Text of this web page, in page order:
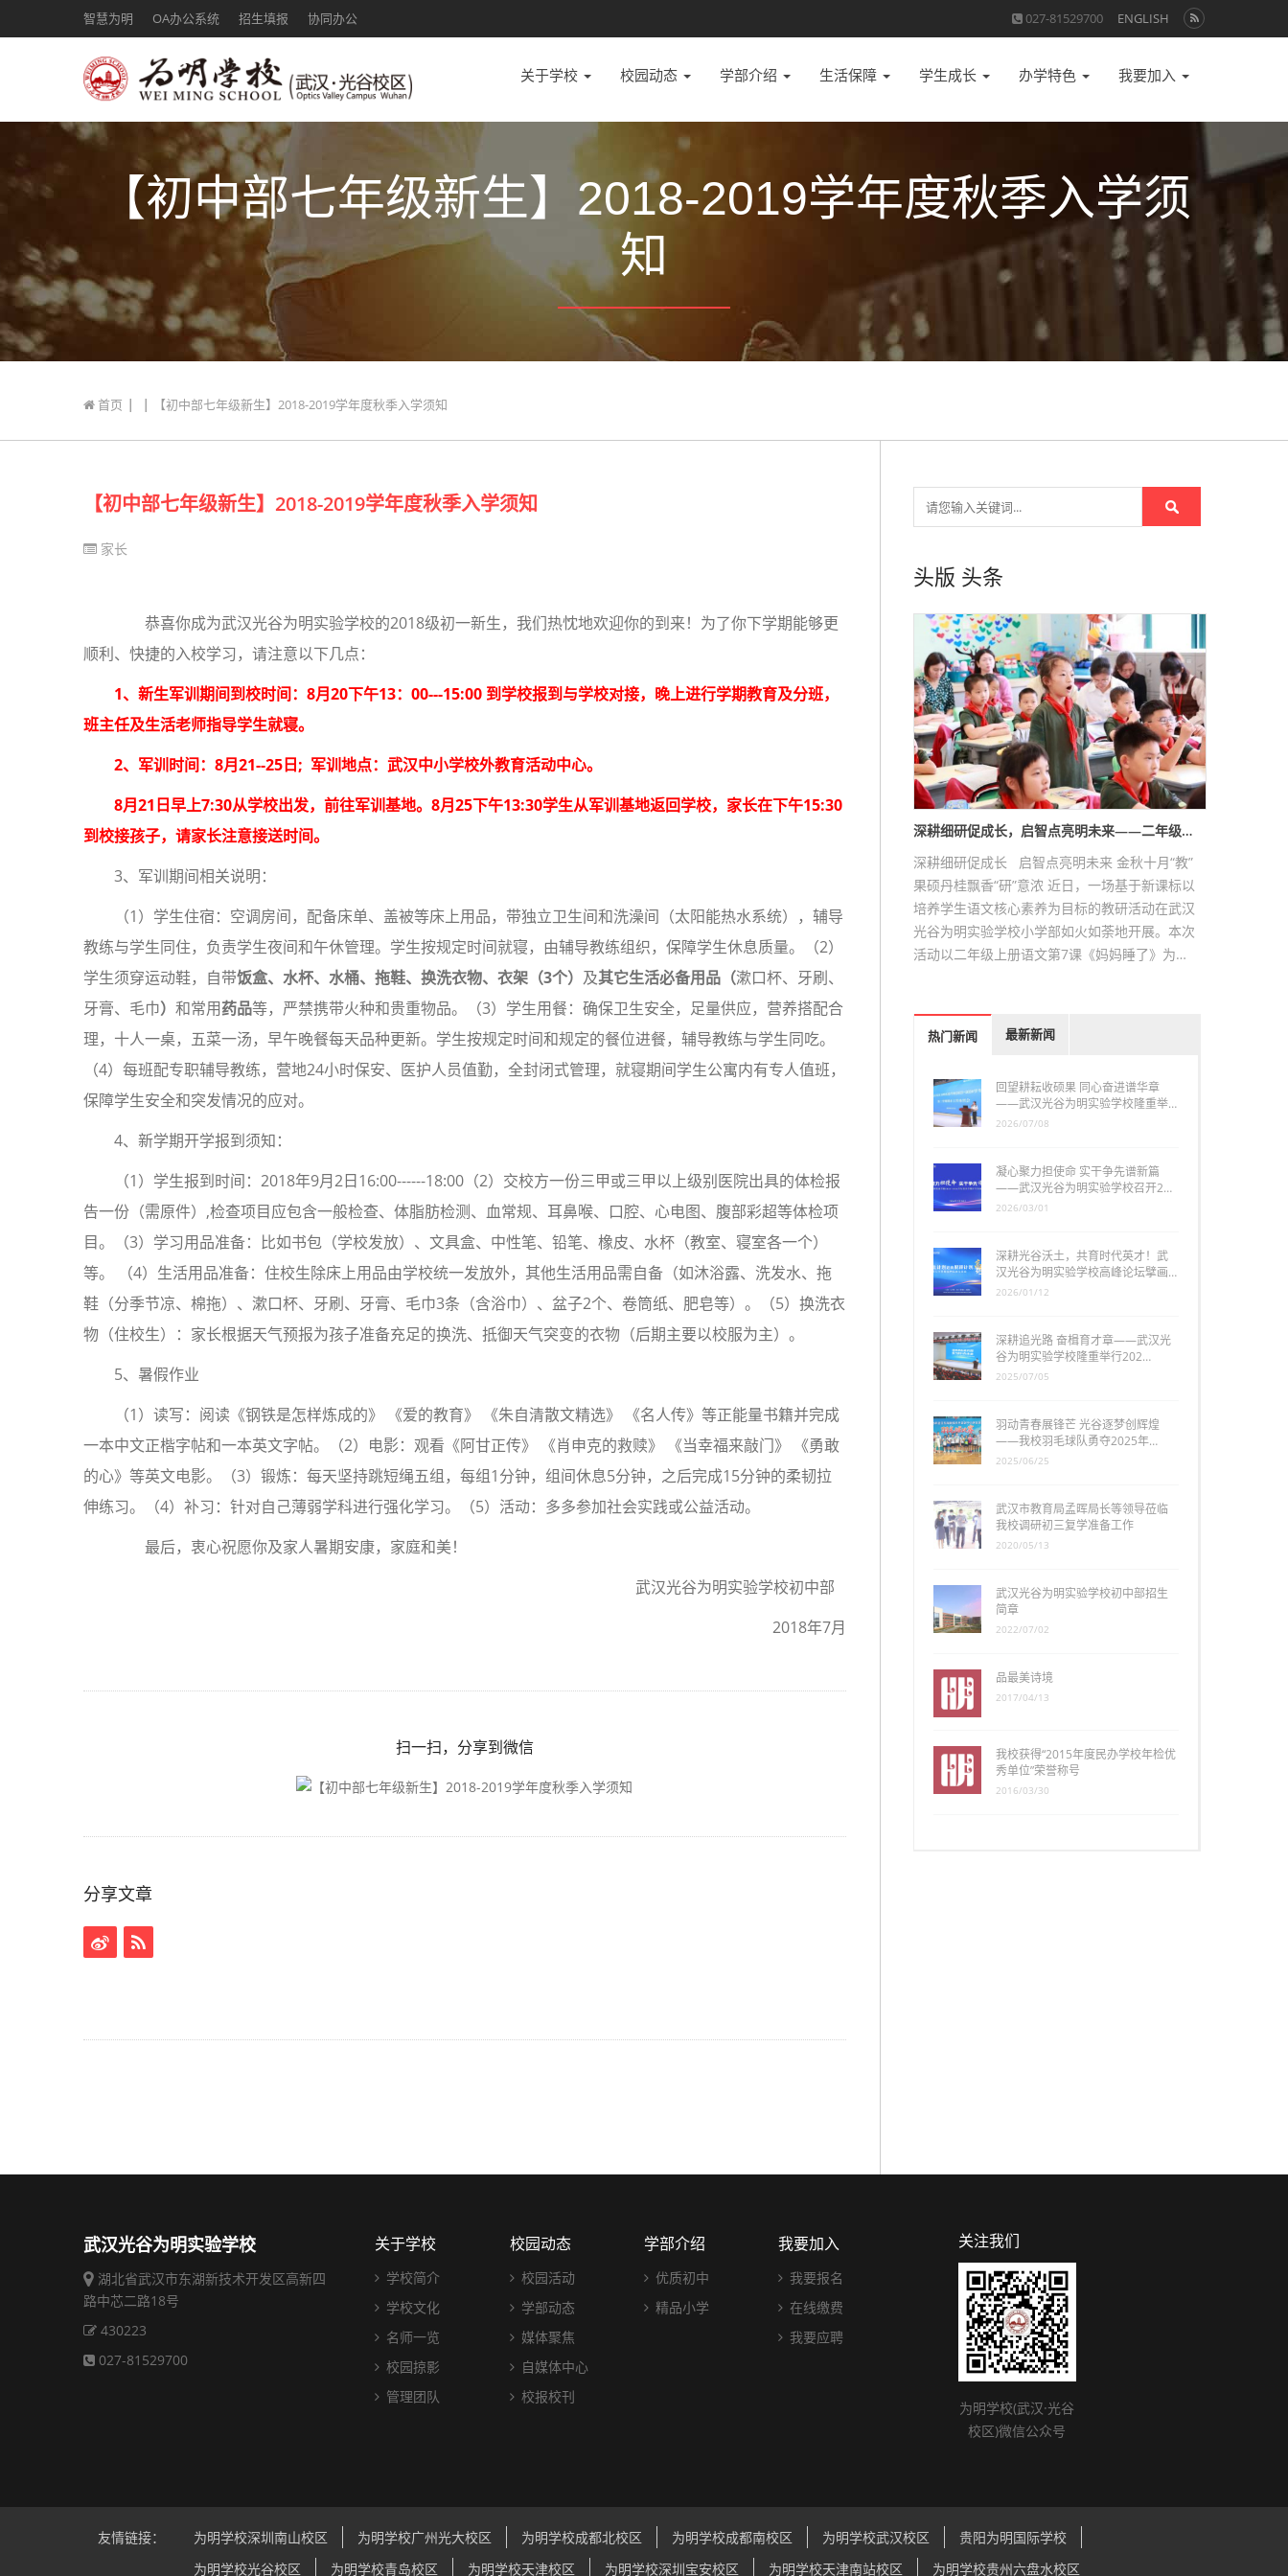
智慧为明 OA办公系统 招生填报 协同办公 027-81529700 ENGLISH
关于学校 校园动态 学部介绍 生活保障 学生成长 办学特色 我要加入
【初中部七年级新生】2018-2019学年度秋季入学须
知
首页 | | 【初中部七年级新生】2018-2019学年度秋季入学须知
【初中部七年级新生】2018-2019学年度秋季入学须知
家长
恭喜你成为武汉光谷为明实验学校的2018级初一新生，我们热忱地欢迎你的到来！为了你下学期能够更
顺利、快捷的入校学习，请注意以下几点：
1、新生军训期间到校时间：8月20下午13：00---15:00 到学校报到与学校对接，晚上进行学期教育及分班，
班主任及生活老师指导学生就寝。
2、军训时间：8月21--25日; 军训地点：武汉中小学校外教育活动中心。
8月21日早上7:30从学校出发，前往军训基地。8月25下午13:30学生从军训基地返回学校，家长在下午15:30
到校接孩子，请家长注意接送时间。
3、军训期间相关说明：
（1）学生住宿：空调房间，配备床单、盖被等床上用品，带独立卫生间和洗澡间（太阳能热水系统），辅导
教练与学生同住，负责学生夜间和午休管理。学生按规定时间就寝，由辅导教练组织，保障学生休息质量。（2）
学生须穿运动鞋，自带饭盒、水杯、水桶、拖鞋、换洗衣物、衣架（3个） 及其它生活必备用品（漱口杯、牙刷、
牙膏、毛巾） 和常用药品等，严禁携带火种和贵重物品。（3）学生用餐：确保卫生安全，足量供应，营养搭配合
理，十人一桌，五菜一汤，早午晚餐每天品种更新。学生按规定时间和规定的餐位进餐，辅导教练与学生同吃。
（4）每班配专职辅导教练，营地24小时保安、医护人员值勤，全封闭式管理，就寝期间学生公寓内有专人值班，
保障学生安全和突发情况的应对。
4、新学期开学报到须知：
（1）学生报到时间：2018年9月2日16:00------18:00（2）交校方一份三甲或三甲以上级别医院出具的体检报
告一份（需原件）,检查项目应包含一般检查、体脂肪检测、血常规、耳鼻喉、口腔、心电图、腹部彩超等体检项
目。（3）学习用品准备：比如书包（学校发放）、文具盒、中性笔、铅笔、橡皮、水杯（教室、寝室各一个）
等。 （4）生活用品准备：住校生除床上用品由学校统一发放外，其他生活用品需自备（如沐浴露、洗发水、拖
鞋（分季节凉、棉拖）、漱口杯、牙刷、牙膏、毛巾3条（含浴巾）、盆子2个、卷筒纸、肥皂等）。（5）换洗衣
物（住校生）：家长根据天气预报为孩子准备充足的换洗、抵御天气突变的衣物（后期主要以校服为主）。
5、暑假作业
（1）读写：阅读《钢铁是怎样炼成的》 《爱的教育》 《朱自清散文精选》 《名人传》等正能量书籍并完成
一本中文正楷字帖和一本英文字帖。（2）电影：观看《阿甘正传》 《肖申克的救赎》 《当幸福来敲门》 《勇敢
的心》等英文电影。（3）锻炼：每天坚持跳短绳五组，每组1分钟，组间休息5分钟，之后完成15分钟的柔韧拉
伸练习。（4）补习：针对自己薄弱学科进行强化学习。（5）活动：多多参加社会实践或公益活动。
最后，衷心祝愿你及家人暑期安康，家庭和美！
武汉光谷为明实验学校初中部
2018年7月
扫一扫，分享到微信
分享文章
头版 头条
深耕细研促成长，启智点亮明未来——二年级…
深耕细研促成长 启智点亮明未来 金秋十月“教”
果硕丹桂飘香“研”意浓 近日，一场基于新课标以
培养学生语文核心素养为目标的教研活动在武汉
光谷为明实验学校小学部如火如荼地开展。本次
活动以二年级上册语文第7课《妈妈睡了》为…
热门新闻 最新新闻
回望耕耘收硕果 同心奋进谱华章
——武汉光谷为明实验学校隆重举…
2026/07/08
凝心聚力担使命 实干争先谱新篇
——武汉光谷为明实验学校召开2…
2026/03/01
深耕光谷沃土，共育时代英才！武
汉光谷为明实验学校高峰论坛擘画…
2026/01/12
深耕追光路 奋楫育才章——武汉光
谷为明实验学校隆重举行202…
2025/07/05
羽动青春展锋芒 光谷逐梦创辉煌
——我校羽毛球队勇夺2025年…
2025/06/25
武汉市教育局孟晖局长等领导莅临
我校调研初三复学准备工作
2020/05/13
武汉光谷为明实验学校初中部招生
简章
2022/07/02
品最美诗境
2017/04/13
我校获得“2015年度民办学校年检优
秀单位”荣誉称号
2016/03/30
武汉光谷为明实验学校
湖北省武汉市东湖新技术开发区高新四
路中芯二路18号
430223
027-81529700
关于学校
学校简介
学校文化
名师一览
校园掠影
管理团队
校园动态
校园活动
学部动态
媒体聚焦
自媒体中心
校报校刊
学部介绍
优质初中
精品小学
我要加入
我要报名
在线缴费
我要应聘
关注我们
为明学校(武汉·光谷
校区)微信公众号
友情链接： 为明学校深圳南山校区 为明学校广州光大校区 为明学校成都北校区 为明学校成都南校区 为明学校武汉校区
贵阳为明国际学校
为明学校光谷校区
为明学校青岛校区 为明学校天津校区 为明学校深圳宝安校区 为明学校天津南站校区 为明学校贵州六盘水校区